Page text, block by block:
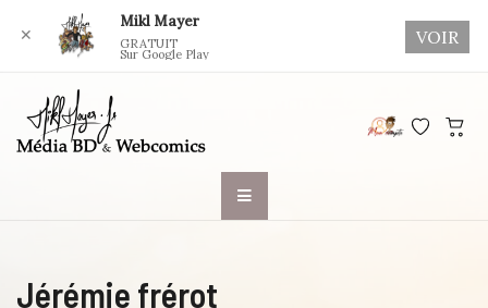
Jérémie frérot
✕
Mikl Mayer
GRATUIT
Sur Google Play
VOIR